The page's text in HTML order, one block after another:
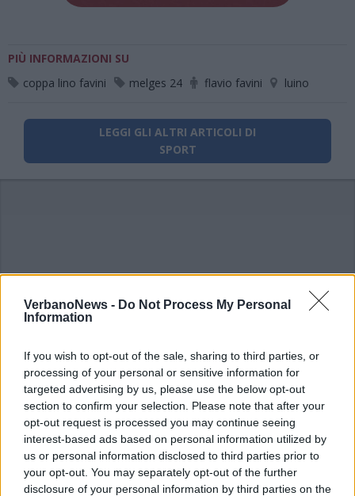
VerbanoNews - Do Not Process My Personal
Information
If you wish to opt-out of the sale, sharing to third parties, or
processing of your personal or sensitive information for
targeted advertising by us, please use the below opt-out
section to confirm your selection. Please note that after your
opt-out request is processed you may continue seeing
interest-based ads based on personal information utilized by
us or personal information disclosed to third parties prior to
your opt-out. You may separately opt-out of the further
disclosure of your personal information by third parties on the
PIÙ INFORMAZIONI SU
coppa lino favini
melges 24 flavio favini luino
LEGGI GLI ALTRI ARTICOLI DI
SPORT